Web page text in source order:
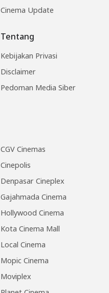
CGV Cinemas
Cinepolis
Denpasar Cineplex
Gajahmada Cinema
Hollywood Cinema
Kota Cinema Mall
Local Cinema
Mopic Cinema
Moviplex
Cinema Update
Tentang
Kebijakan Privasi
Disclaimer
Pedoman Media Siber